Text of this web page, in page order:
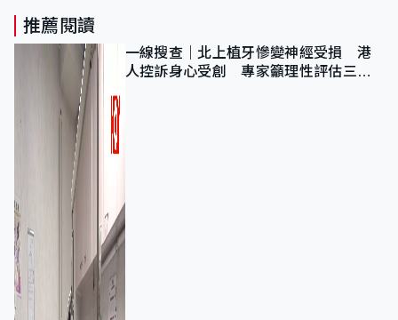
推薦閱讀
一線搜查｜北上植牙慘變神經受損 港
人控訴身心受創 專家籲理性評估三大